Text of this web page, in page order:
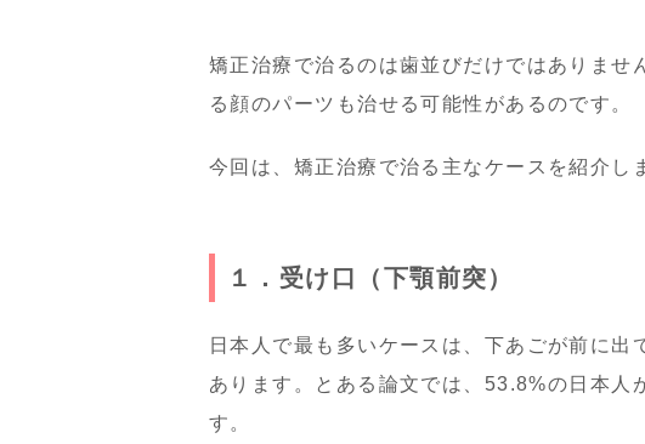
矯正治療で治るのは歯並びだけではありませ
る顔のパーツも治せる可能性があるのです。
今回は、矯正治療で治る主なケースを紹介し
１．受け口（下顎前突）
日本人で最も多いケースは、下あごが前に出
あります。とある論文では、53.8%の日本人
す。